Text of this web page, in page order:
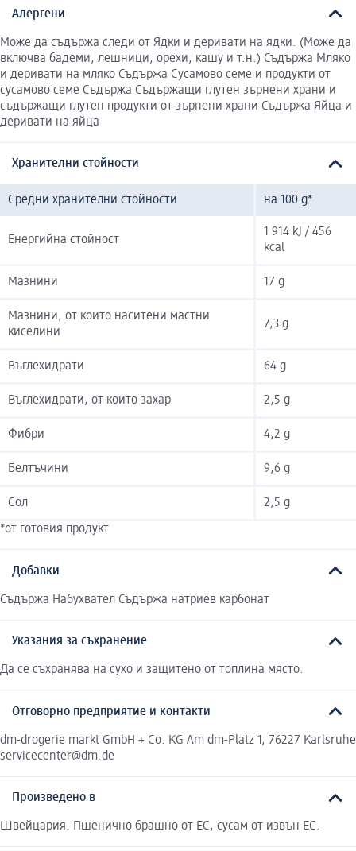
Алергени
Може да съдържа следи от Ядки и деривати на ядки. (Може да
включва бадеми, лешници, орехи, кашу и т.н.) Съдържа Мляко
и деривати на мляко Съдържа Сусамово семе и продукти от
сусамово семе Съдържа Съдържащи глутен зърнени храни и
съдържащи глутен продукти от зърнени храни Съдържа Яйца и
деривати на яйца
Хранителни стойности
Средни хранителни стойности на 100 g*
Енергийна стойност
1 914 kJ / 456
kcal
Мазнини 17 g
Мазнини, от които наситени мастни
киселини
7,3 g
Въглехидрати 64 g
Въглехидрати, от които захар 2,5 g
Фибри 4,2 g
Белтъчини 9,6 g
Сол 2,5 g
*от готовия продукт
Добавки
Съдържа Набухвател Съдържа натриев карбонат
Указания за съхранение
Да се съхранява на сухо и защитено от топлина място.
Отговорно предприятие и контакти
dm-drogerie markt GmbH + Co. KG Am dm-Platz 1, 76227 Karlsruhe
servicecenter@dm.de
Произведено в
Швейцария. Пшенично брашно от ЕС, сусам от извън ЕС.